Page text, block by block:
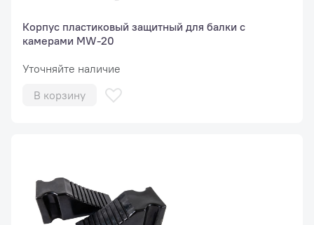
Корпус пластиковый защитный для балки с
камерами MW-20
Уточняйте наличие
В корзину